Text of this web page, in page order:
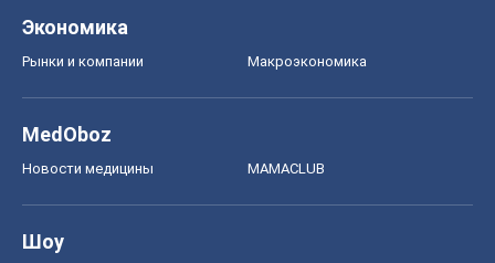
Экономика
Рынки и компании Mакроэкономика
MedOboz
Новости медицины MAMACLUB
Шоу